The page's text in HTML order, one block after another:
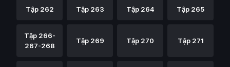
Tập 262 Tập 263 Tập 264 Tập 265
Tập 266-
267-268
Tập 269 Tập 270 Tập 271